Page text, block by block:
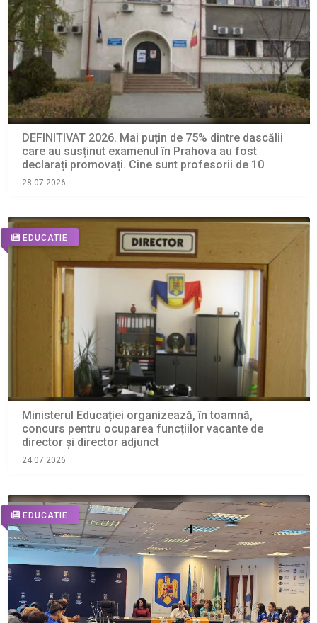
DEFINITIVAT 2026. Mai puțin de 75% dintre dascălii
care au susținut examenul în Prahova au fost
declarați promovați. Cine sunt profesorii de 10
28.07.2026
EDUCATIE
Ministerul Educației organizează, în toamnă,
concurs pentru ocuparea funcțiilor vacante de
director și director adjunct
24.07.2026
EDUCATIE